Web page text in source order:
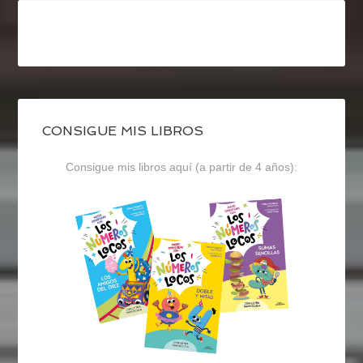
CONSIGUE MIS LIBROS
Consigue mis libros aquí (a partir de 4 años):